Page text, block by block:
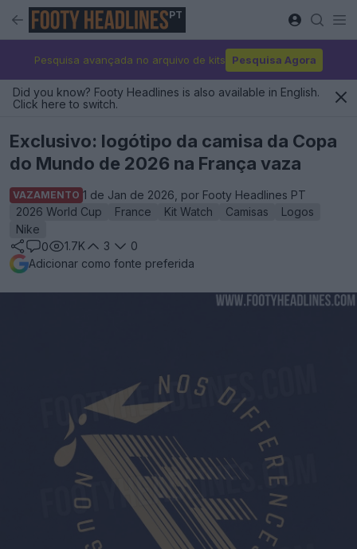
PT
Pesquisa avançada no arquivo de kits Pesquisa Agora
Did you know? Footy Headlines is also available in English.
Click here to switch.
Exclusivo: logótipo da camisa da Copa
do Mundo de 2026 na França vaza
VAZAMENTO 1 de Jan de 2026, por Footy Headlines PT
2026 World Cup
France Kit Watch Camisas
Logos
Nike
0
1.7K 3
0
Adicionar como fonte preferida